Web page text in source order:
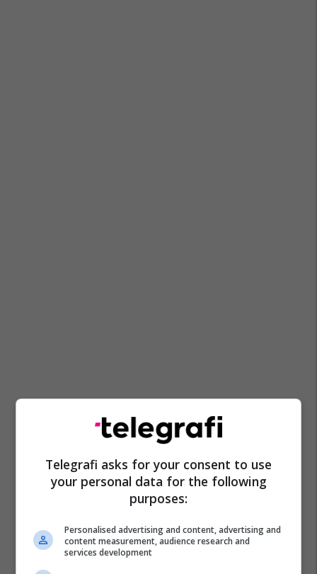
Telegrafi asks for your consent to use
your personal data for the following
purposes:
Personalised advertising and content, advertising and
content measurement, audience research and
services development